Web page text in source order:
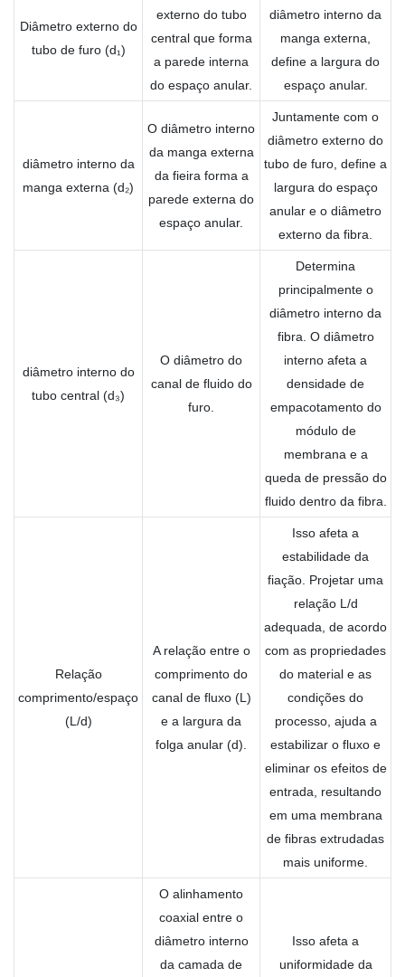
Diâmetro externo do
tubo de furo (d₁)
externo do tubo
central que forma
a parede interna
do espaço anular.
diâmetro interno da
manga externa,
define a largura do
espaço anular.
diâmetro interno da
manga externa (d₂)
O diâmetro interno
da manga externa
da fieira forma a
parede externa do
espaço anular.
Juntamente com o
diâmetro externo do
tubo de furo, define a
largura do espaço
anular e o diâmetro
externo da fibra.
diâmetro interno do
tubo central (d₃)
O diâmetro do
canal de fluido do
furo.
Determina
principalmente o
diâmetro interno da
fibra. O diâmetro
interno afeta a
densidade de
empacotamento do
módulo de
membrana e a
queda de pressão do
fluido dentro da fibra.
Relação
comprimento/espaço
(L/d)
A relação entre o
comprimento do
canal de fluxo (L)
e a largura da
folga anular (d).
Isso afeta a
estabilidade da
fiação. Projetar uma
relação L/d
adequada, de acordo
com as propriedades
do material e as
condições do
processo, ajuda a
estabilizar o fluxo e
eliminar os efeitos de
entrada, resultando
em uma membrana
de fibras extrudadas
mais uniforme.
O alinhamento
coaxial entre o
diâmetro interno
da camada de
Isso afeta a
uniformidade da